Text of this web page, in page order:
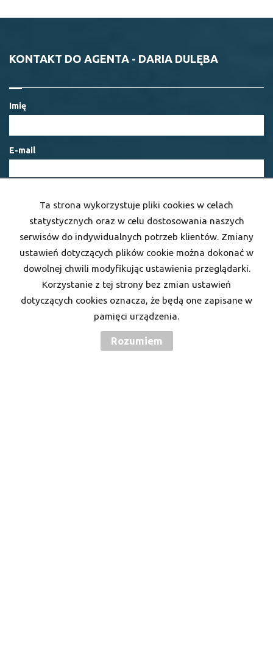
KONTAKT DO AGENTA - DARIA DULĘBA
Imię
E-mail
Kod zabezpieczający
Wiadomość
Ta strona wykorzystuje pliki cookies w celach
statystycznych oraz w celu dostosowania naszych
serwisów do indywidualnych potrzeb klientów. Zmiany
ustawień dotyczących plików cookie można dokonać w
dowolnej chwili modyfikując ustawienia przeglądarki.
Korzystanie z tej strony bez zmian ustawień
dotyczących cookies oznacza, że będą one zapisane w
pamięci urządzenia.
Rozumiem